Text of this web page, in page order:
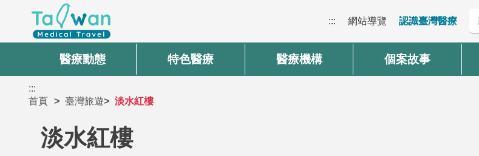
::: 網站導覽 認識臺灣醫療
醫療動態 特色醫療 醫療機構 個案故事
:::
首頁
臺灣旅遊 淡水紅樓
淡水紅樓